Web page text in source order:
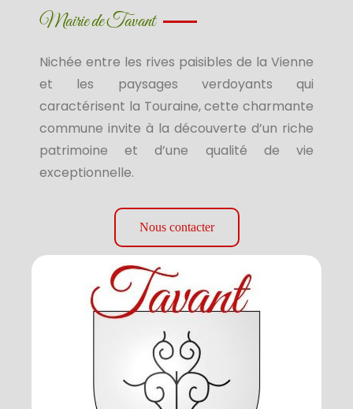
Mairie de Tavant
Nichée entre les rives paisibles de la Vienne
et les paysages verdoyants qui
caractérisent la Touraine, cette charmante
commune invite à la découverte d’un riche
patrimoine et d’une qualité de vie
exceptionnelle.
Nous contacter